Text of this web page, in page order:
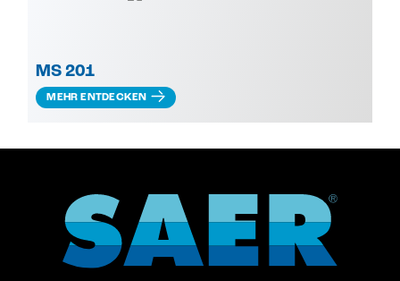
MS 201
MEHR ENTDECKEN